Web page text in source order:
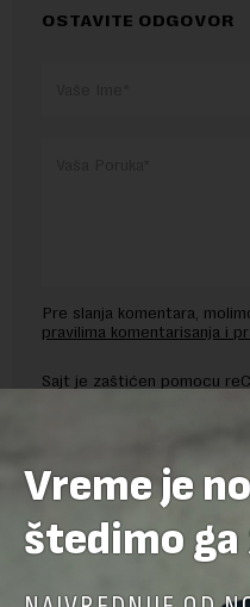
OSTAVITE ODGOVOR
Pre slanja komentara,
pravilima komentarisanja i
Sajt je zaštićen pomocu
Vreme je
štedimo ga